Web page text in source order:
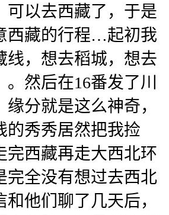
可以去西藏了，于是
西藏的行程…起初我
线，想去稻城，想去
然后在16番发了川
分就是这么神奇，
的秀秀居然把我捡
完西藏再走大西北环
完全没有想过去西北
他们聊了几天后，